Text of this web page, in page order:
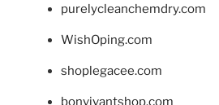
purelycleanchemdry.com
WishOping.com
shoplegacee.com
bonvivantshop.com